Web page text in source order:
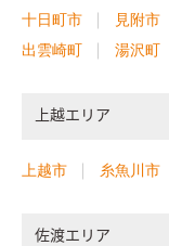
十日町市
見附市
出雲崎町
湯沢町
上越エリア
上越市 糸魚川市
佐渡エリア